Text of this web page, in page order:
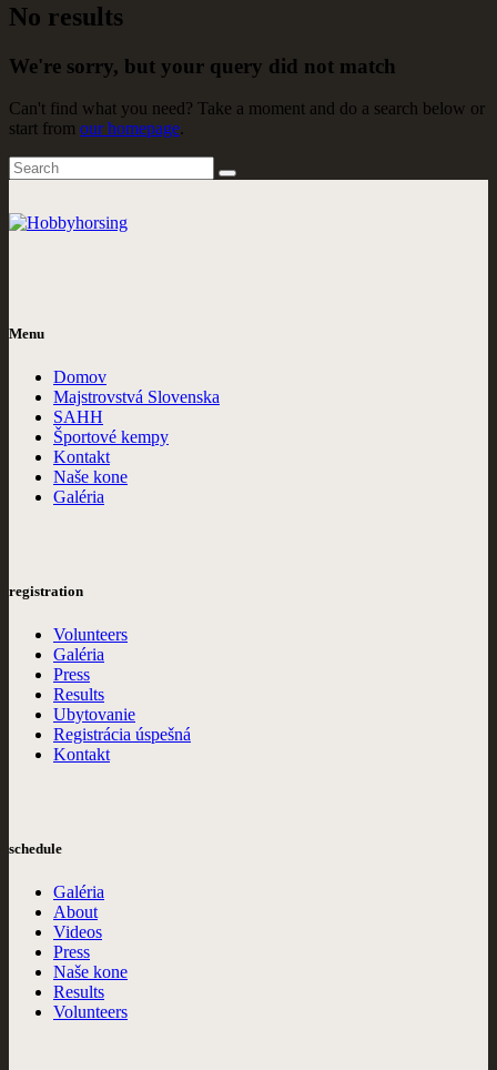
No results
We're sorry, but your query did not match
Can't find what you need? Take a moment and do a search below or
start from our homepage.
Menu
Domov
Majstrovstvá Slovenska
SAHH
Športové kempy
Kontakt
Naše kone
Galéria
registration
Volunteers
Galéria
Press
Results
Ubytovanie
Registrácia úspešná
Kontakt
schedule
Galéria
About
Videos
Press
Naše kone
Results
Volunteers